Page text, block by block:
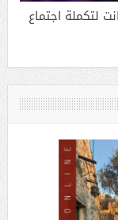
لتكملة اجتماع